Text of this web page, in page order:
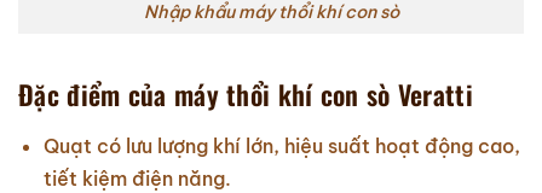
Nhập khẩu máy thổi khí con sò
Đặc điểm của máy thổi khí con sò Veratti
Quạt có lưu lượng khí lớn, hiệu suất hoạt động cao,
tiết kiệm điện năng.